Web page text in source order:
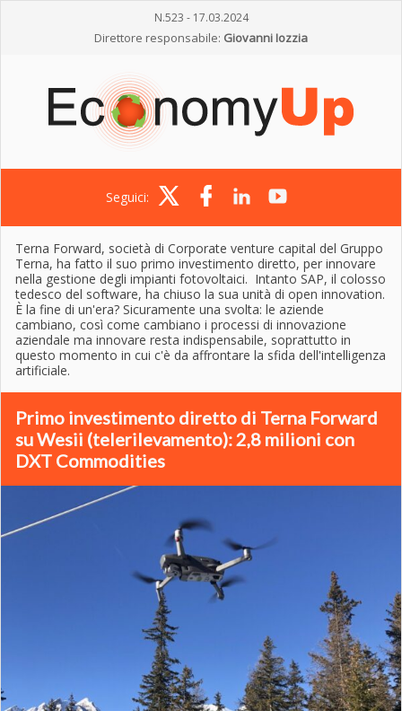
N.523 - 17.03.2024
Direttore responsabile: Giovanni Iozzia
Seguici:
Terna Forward, società di Corporate venture capital del Gruppo
Terna, ha fatto il suo primo investimento diretto, per innovare
nella gestione degli impianti fotovoltaici. Intanto SAP, il colosso
tedesco del software, ha chiuso la sua unità di open innovation.
È la fine di un'era? Sicuramente una svolta: le aziende
cambiano, così come cambiano i processi di innovazione
aziendale ma innovare resta indispensabile, soprattutto in
questo momento in cui c'è da affrontare la sfida dell'intelligenza
artificiale.
Primo investimento diretto di Terna Forward
su Wesii (telerilevamento): 2,8 milioni con
DXT Commodities